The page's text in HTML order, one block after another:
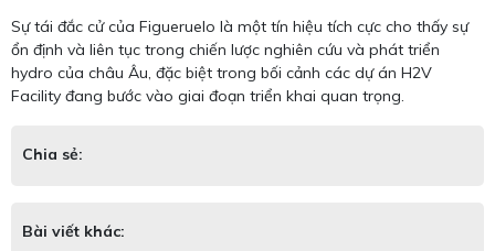
Sự tái đắc cử của Figueruelo là một tín hiệu tích cực cho thấy sự
ổn định và liên tục trong chiến lược nghiên cứu và phát triển
hydro của châu Âu, đặc biệt trong bối cảnh các dự án H2V
Facility đang bước vào giai đoạn triển khai quan trọng.
Chia sẻ:
Bài viết khác: